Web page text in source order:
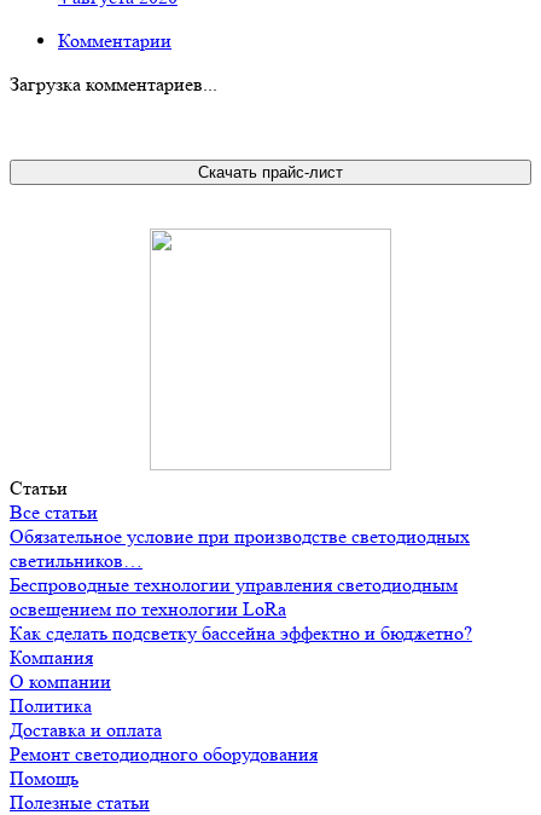
Комментарии
Загрузка комментариев...
Скачать прайс-лист
Статьи
Все статьи
Обязательное условие при производстве светодиодных
светильников…
Беспроводные технологии управления светодиодным
освещением по технологии LoRa
Как сделать подсветку бассейна эффектно и бюджетно?
Компания
О компании
Политика
Доставка и оплата
Ремонт светодиодного оборудования
Помощь
Полезные статьи